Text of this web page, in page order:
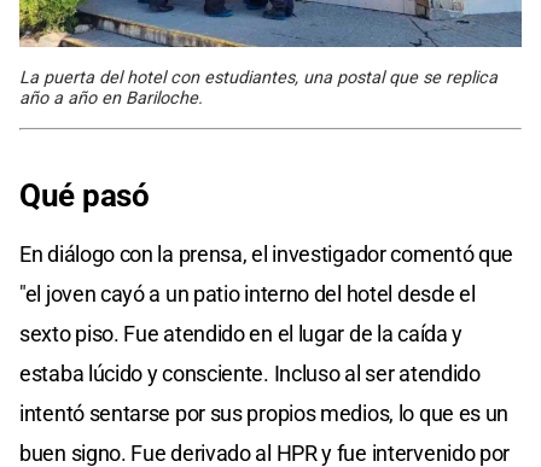
La puerta del hotel con estudiantes, una postal que se replica
año a año en Bariloche.
Qué pasó
En diálogo con la prensa, el investigador comentó que
"el joven cayó a un patio interno del hotel desde el
sexto piso. Fue atendido en el lugar de la caída y
estaba lúcido y consciente. Incluso al ser atendido
intentó sentarse por sus propios medios, lo que es un
buen signo. Fue derivado al HPR y fue intervenido por